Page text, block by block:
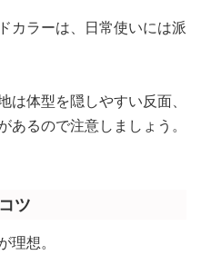
カラーは、日常使いには派
は体型を隠しやすい反面、
るので注意しましょう。
ツ
想。